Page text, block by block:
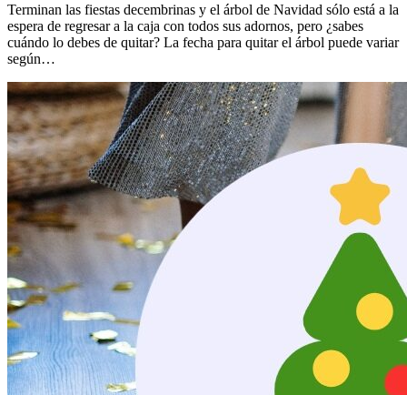
Terminan las fiestas decembrinas y el árbol de Navidad sólo está a la
espera de regresar a la caja con todos sus adornos, pero ¿sabes
cuándo lo debes de quitar? La fecha para quitar el árbol puede variar
según…